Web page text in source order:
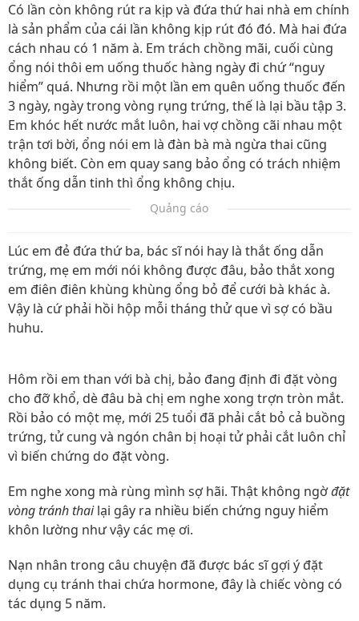
Có lần còn không rút ra kịp và đứa thứ hai nhà em chính
là sản phẩm của cái lần không kịp rút đó đó. Mà hai đứa
cách nhau có 1 năm à. Em trách chồng mãi, cuối cùng
ổng nói thôi em uống thuốc hàng ngày đi chứ “nguy
hiểm” quá. Nhưng rồi một lần em quên uống thuốc đến
3 ngày, ngày trong vòng rụng trứng, thế là lại bầu tập 3.
Em khóc hết nước mắt luôn, hai vợ chồng cãi nhau một
trận tơi bời, ổng nói em là đàn bà mà ngừa thai cũng
không biết. Còn em quay sang bảo ổng có trách nhiệm
thắt ống dẫn tinh thì ổng không chịu.
Quảng cáo
Lúc em đẻ đứa thứ ba, bác sĩ nói hay là thắt ống dẫn
trứng, mẹ em mới nói không được đâu, bảo thắt xong
em điên điên khùng khùng ổng bỏ để cưới bà khác à.
Vậy là cứ phải hồi hộp mỗi tháng thử que vì sợ có bầu
huhu.
Hôm rồi em than với bà chị, bảo đang định đi đặt vòng
cho đỡ khổ, dè đâu bà chị em nghe xong trợn tròn mắt.
Rồi bảo có một mẹ, mới 25 tuổi đã phải cắt bỏ cả buồng
trứng, tử cung và ngón chân bị hoại tử phải cắt luôn chỉ
vì biến chứng do đặt vòng.
Em nghe xong mà rùng mình sợ hãi. Thật không ngờđặt
vòng tránh thailại gây ra nhiều biến chứng nguy hiểm
khôn lường như vậy các mẹ ơi.
Nạn nhân trong câu chuyện đã được bác sĩ gợi ý đặt
dụng cụ tránh thai chứa hormone, đây là chiếc vòng có
tác dụng 5 năm.